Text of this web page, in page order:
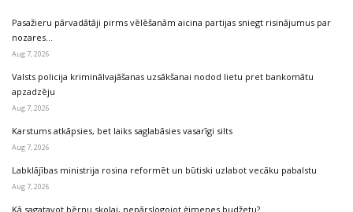
Pasažieru pārvadātāji pirms vēlēšanām aicina partijas sniegt risinājumus par
nozares…
Aug 7, 2026
Valsts policija kriminālvajāšanas uzsākšanai nodod lietu pret bankomātu
apzadzēju
Aug 7, 2026
Karstums atkāpsies, bet laiks saglabāsies vasarīgi silts
Aug 7, 2026
Labklājības ministrija rosina reformēt un būtiski uzlabot vecāku pabalstu
Aug 7, 2026
Kā sagatavot bērnu skolai, nepārslogojot ģimenes budžetu?